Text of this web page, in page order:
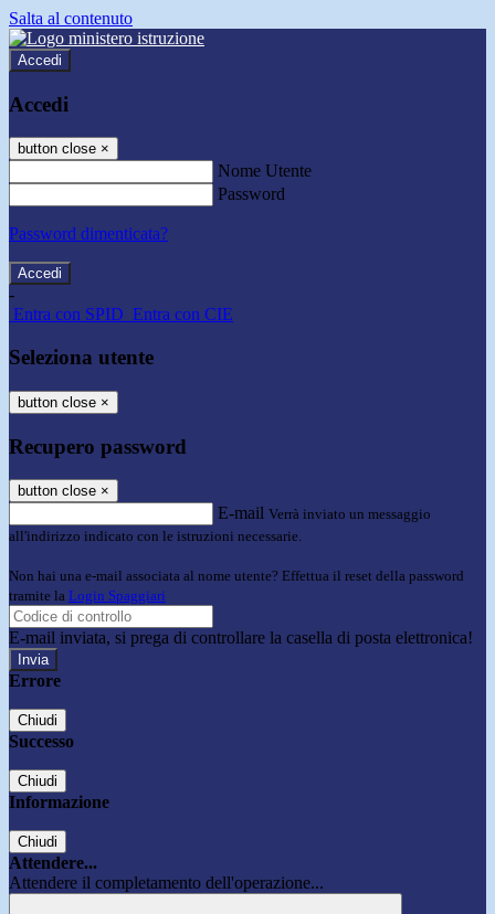
Salta al contenuto
Accedi
Accedi
button close ×
Nome Utente
Password
Password dimenticata?
-
Entra con SPID Entra con CIE
Seleziona utente
button close ×
Recupero password
button close ×
E-mail Verrà inviato un messaggio
all'indirizzo indicato con le istruzioni necessarie.
Non hai una e-mail associata al nome utente? Effettua il reset della password
tramite la Login Spaggiari
E-mail inviata, si prega di controllare la casella di posta elettronica!
Errore
Chiudi
Successo
Chiudi
Informazione
Chiudi
Attendere...
Attendere il completamento dell'operazione...